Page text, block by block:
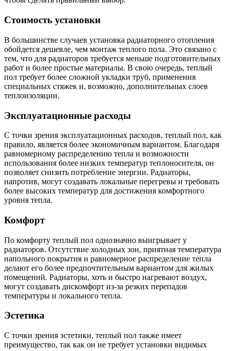
Стоимость установки
В большинстве случаев установка радиаторного отопления
обойдется дешевле, чем монтаж теплого пола. Это связано с
тем, что для радиаторов требуется меньше подготовительных
работ и более простые материалы. В свою очередь, теплый
пол требует более сложной укладки труб, применения
специальных стяжек и, возможно, дополнительных слоев
теплоизоляции.
Эксплуатационные расходы
С точки зрения эксплуатационных расходов, теплый пол, как
правило, является более экономичным вариантом. Благодаря
равномерному распределению тепла и возможности
использования более низких температур теплоносителя, он
позволяет снизить потребление энергии. Радиаторы,
напротив, могут создавать локальные перегревы и требовать
более высоких температур для достижения комфортного
уровня тепла.
Комфорт
По комфорту теплый пол однозначно выигрывает у
радиаторов. Отсутствие холодных зон, приятная температура
напольного покрытия и равномерное распределение тепла
делают его более предпочтительным вариантом для жилых
помещений. Радиаторы, хоть и быстро нагревают воздух,
могут создавать дискомфорт из-за резких перепадов
температуры и локального тепла.
Эстетика
С точки зрения эстетики, теплый пол также имеет
преимущество, так как он не требует установки видимых